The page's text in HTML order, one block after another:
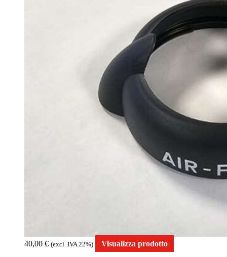
40,00 € (excl. IVA 22%) Visualizza prodotto